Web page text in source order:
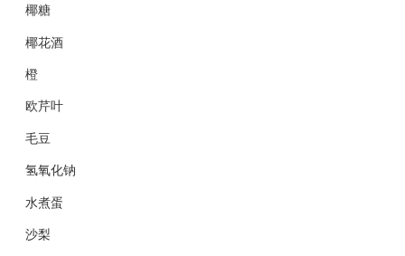
椰糖
椰花酒
橙
欧芹叶
毛豆
氢氧化钠
水煮蛋
沙梨